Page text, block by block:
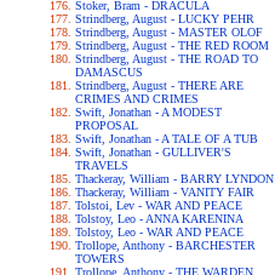
Stoker, Bram - DRACULA
Strindberg, August - LUCKY PEHR
Strindberg, August - MASTER OLOF
Strindberg, August - THE RED ROOM
Strindberg, August - THE ROAD TO
DAMASCUS
Strindberg, August - THERE ARE
CRIMES AND CRIMES
Swift, Jonathan - A MODEST
PROPOSAL
Swift, Jonathan - A TALE OF A TUB
Swift, Jonathan - GULLIVER'S
TRAVELS
Thackeray, William - BARRY LYNDON
Thackeray, William - VANITY FAIR
Tolstoi, Lev - WAR AND PEACE
Tolstoy, Leo - ANNA KARENINA
Tolstoy, Leo - WAR AND PEACE
Trollope, Anthony - BARCHESTER
TOWERS
Trollope, Anthony - THE WARDEN